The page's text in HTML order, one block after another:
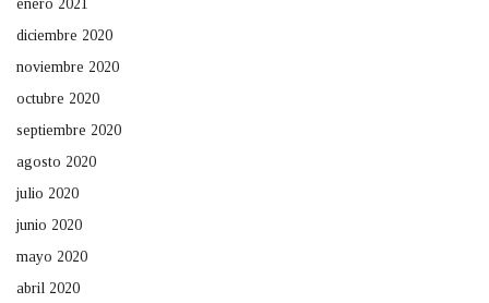
enero 2021
diciembre 2020
noviembre 2020
octubre 2020
septiembre 2020
agosto 2020
julio 2020
junio 2020
mayo 2020
abril 2020